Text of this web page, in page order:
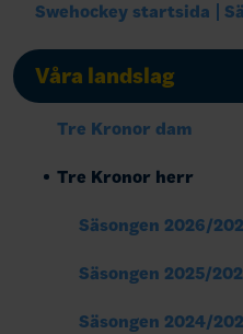
Swehockey startsida
Våra landslag
Tre Kronor dam
Tre Kronor herr
Säsongen 2026/
Säsongen 2025/
Säsongen 2024/